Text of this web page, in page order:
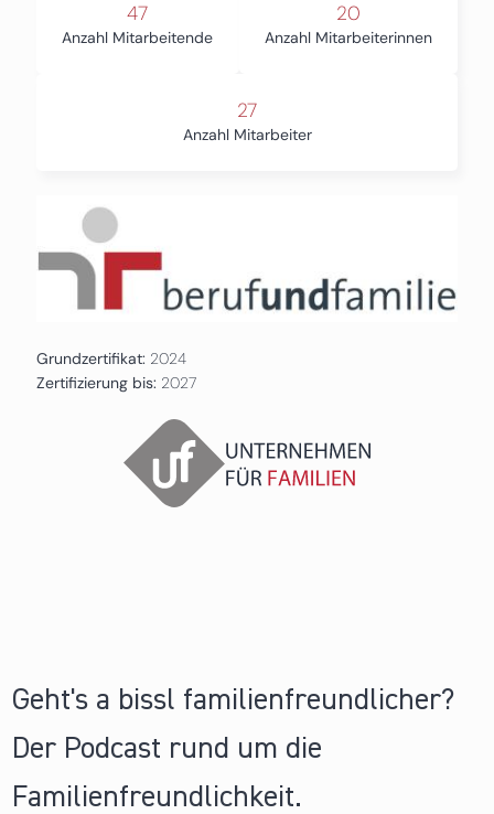
47
Anzahl Mitarbeitende
20
Anzahl Mitarbeiterinnen
27
Anzahl Mitarbeiter
Grundzertifikat: 2024
Zertifizierung bis: 2027
Geht's a bissl familienfreundlicher?
Der Podcast rund um die
Familienfreundlichkeit.